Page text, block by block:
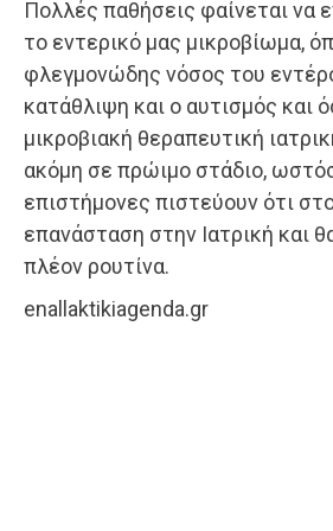
Πολλές παθήσεις φαίνεται να
το εντερικό μας μικροβίωμα,
φλεγμονώδης νόσος του
κατάθλιψη και ο αυτισμός και
μικροβιακή θεραπευτική
ακόμη σε πρώιμο στάδιο,
επιστήμονες πιστεύουν ότι
επανάσταση στην Ιατρική και
πλέον ρουτίνα.
enallaktikiagenda.gr